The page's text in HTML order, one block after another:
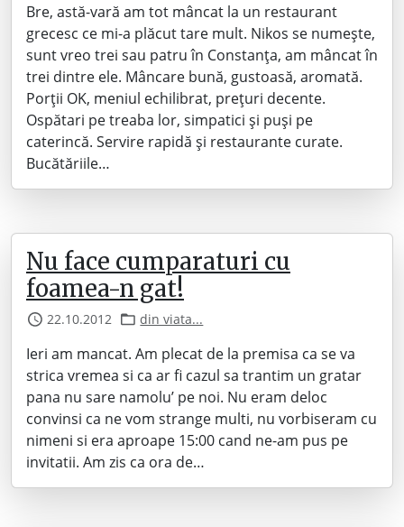
Bre, astă-vară am tot mâncat la un restaurant
grecesc ce mi-a plăcut tare mult. Nikos se numește,
sunt vreo trei sau patru în Constanța, am mâncat în
trei dintre ele. Mâncare bună, gustoasă, aromată.
Porții OK, meniul echilibrat, prețuri decente.
Ospătari pe treaba lor, simpatici și puși pe
caterincă. Servire rapidă și restaurante curate.
Bucătăriile…
Nu face cumparaturi cu
foamea-n gat!
22.10.2012 din viata...
Ieri am mancat. Am plecat de la premisa ca se va
strica vremea si ca ar fi cazul sa trantim un gratar
pana nu sare namolu’ pe noi. Nu eram deloc
convinsi ca ne vom strange multi, nu vorbiseram cu
nimeni si era aproape 15:00 cand ne-am pus pe
invitatii. Am zis ca ora de…